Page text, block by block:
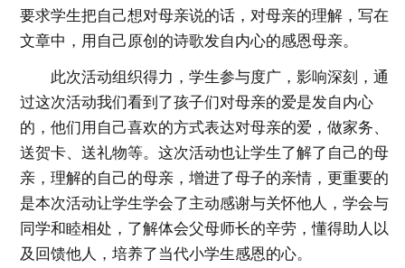
要求学生把自己想对母亲说的话，对母亲的理解，写在
文章中，用自己原创的诗歌发自内心的感恩母亲。
此次活动组织得力，学生参与度广，影响深刻，通
过这次活动我们看到了孩子们对母亲的爱是发自内心
的，他们用自己喜欢的方式表达对母亲的爱，做家务、
送贺卡、送礼物等。这次活动也让学生了解了自己的母
亲，理解的自己的母亲，增进了母子的亲情，更重要的
是本次活动让学生学会了主动感谢与关怀他人，学会与
同学和睦相处，了解体会父母师长的辛劳，懂得助人以
及回馈他人，培养了当代小学生感恩的心。